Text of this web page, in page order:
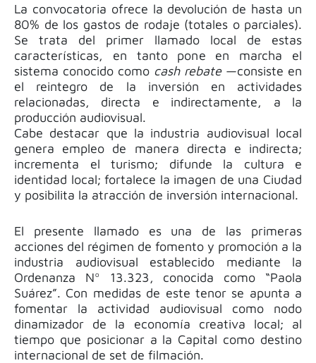
La convocatoria ofrece la devolución de hasta un
80% de los gastos de rodaje (totales o parciales).
Se trata del primer llamado local de estas
características, en tanto pone en marcha el
sistema conocido como cash rebate—consiste en
el reintegro de la inversión en actividades
relacionadas, directa e indirectamente, a la
producción audiovisual.
Cabe destacar que la industria audiovisual local
genera empleo de manera directa e indirecta;
incrementa el turismo; difunde la cultura e
identidad local; fortalece la imagen de una Ciudad
y posibilita la atracción de inversión internacional.
El presente llamado es una de las primeras
acciones del régimen de fomento y promoción a la
industria audiovisual establecido mediante la
Ordenanza Nº 13.323, conocida como “Paola
Suárez”. Con medidas de este tenor se apunta a
fomentar la actividad audiovisual como nodo
dinamizador de la economía creativa local; al
tiempo que posicionar a la Capital como destino
internacional de set de filmación.